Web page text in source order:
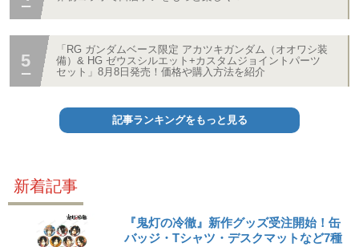
「RG ガンダムベース限定 アカツキガンダム（オオワシ装
備）& HG ゼウスシルエット+カスタムジョイントパーツ
セット」8月8日発売！価格や購入方法を紹介
記事ランキングをもっと見る
新着記事
『鬼灯の冷徹』新作グッズ受注開始！缶
バッジ・Tシャツ・デスクマットなど7種